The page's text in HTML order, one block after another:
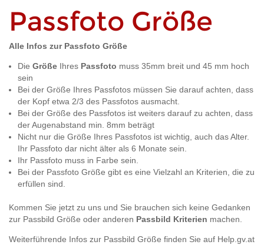
Passfoto Größe
Alle Infos zur Passfoto Größe
Die Größe Ihres Passfoto muss 35mm breit und 45 mm hoch
sein
Bei der Größe Ihres Passfotos müssen Sie darauf achten, dass
der Kopf etwa 2/3 des Passfotos ausmacht.
Bei der Größe des Passfotos ist weiters darauf zu achten, dass
der Augenabstand min. 8mm beträgt
Nicht nur die Größe Ihres Passfotos ist wichtig, auch das Alter.
Ihr Passfoto dar nicht älter als 6 Monate sein.
Ihr Passfoto muss in Farbe sein.
Bei der Passfoto Größe gibt es eine Vielzahl an Kriterien, die zu
erfüllen sind.
Kommen Sie jetzt zu uns und Sie brauchen sich keine Gedanken
zur Passbild Größe oder anderen Passbild Kriterien machen.
Weiterführende Infos zur Passbild Größe finden Sie auf Help.gv.at